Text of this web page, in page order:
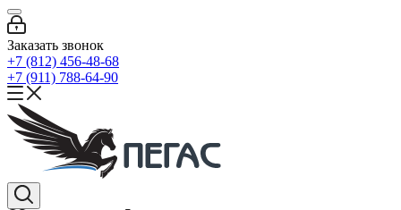
Заказать звонок
+7 (812) 456-48-68
+7 (911) 788-64-90